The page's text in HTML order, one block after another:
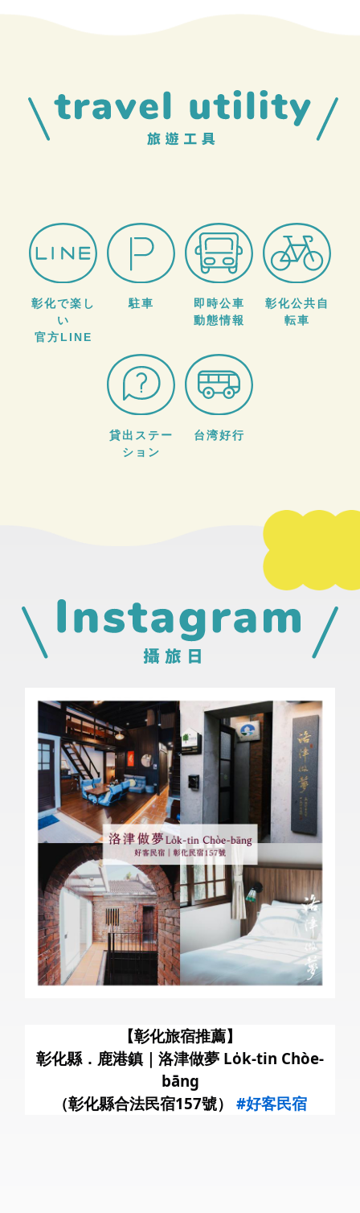
彰化で楽し
い
官方LINE
駐車
即時公車
動態情報
彰化公共自
転車
貸出ステー
ション
台湾好行
【彰化旅宿推薦】
彰化縣．鹿港鎮｜洛津做夢 Lo̍k-tin Chòe-
bāng
（彰化縣合法民宿157號） #好客民宿